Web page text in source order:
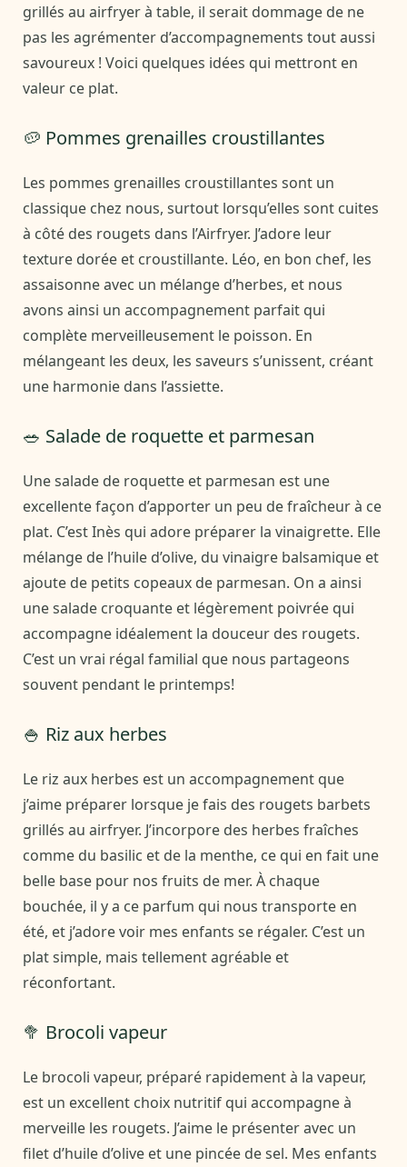
grillés au airfryer à table, il serait dommage de ne
pas les agrémenter d’accompagnements tout aussi
savoureux ! Voici quelques idées qui mettront en
valeur ce plat.
🥔 Pommes grenailles croustillantes
Les pommes grenailles croustillantes sont un
classique chez nous, surtout lorsqu’elles sont cuites
à côté des rougets dans l’Airfryer. J’adore leur
texture dorée et croustillante. Léo, en bon chef, les
assaisonne avec un mélange d’herbes, et nous
avons ainsi un accompagnement parfait qui
complète merveilleusement le poisson. En
mélangeant les deux, les saveurs s’unissent, créant
une harmonie dans l’assiette.
🥗 Salade de roquette et parmesan
Une salade de roquette et parmesan est une
excellente façon d’apporter un peu de fraîcheur à ce
plat. C’est Inès qui adore préparer la vinaigrette. Elle
mélange de l’huile d’olive, du vinaigre balsamique et
ajoute de petits copeaux de parmesan. On a ainsi
une salade croquante et légèrement poivrée qui
accompagne idéalement la douceur des rougets.
C’est un vrai régal familial que nous partageons
souvent pendant le printemps!
🍚 Riz aux herbes
Le riz aux herbes est un accompagnement que
j’aime préparer lorsque je fais des rougets barbets
grillés au airfryer. J’incorpore des herbes fraîches
comme du basilic et de la menthe, ce qui en fait une
belle base pour nos fruits de mer. À chaque
bouchée, il y a ce parfum qui nous transporte en
été, et j’adore voir mes enfants se régaler. C’est un
plat simple, mais tellement agréable et
réconfortant.
🥦 Brocoli vapeur
Le brocoli vapeur, préparé rapidement à la vapeur,
est un excellent choix nutritif qui accompagne à
merveille les rougets. J’aime le présenter avec un
filet d’huile d’olive et une pincée de sel. Mes enfants